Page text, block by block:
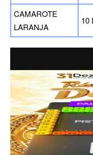
CAMAROTE
LARANJA
10